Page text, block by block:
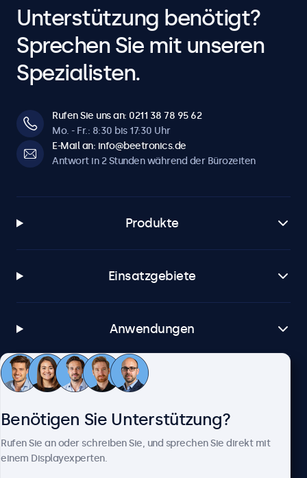
Unterstützung benötigt?
Sprechen Sie mit unseren
Spezialisten.
Rufen Sie uns an: 0211 38 78 95 62
Mo. - Fr.: 8:30 bis 17:30 Uhr
E-Mail an: info@beetronics.de
Antwort in 2 Stunden während der Bürozeiten
Produkte
Einsatzgebiete
Anwendungen
Kundenservice
Benötigen Sie Unterstützung?
Rufen Sie an oder schreiben Sie, und sprechen Sie direkt mit
einem Displayexperten.